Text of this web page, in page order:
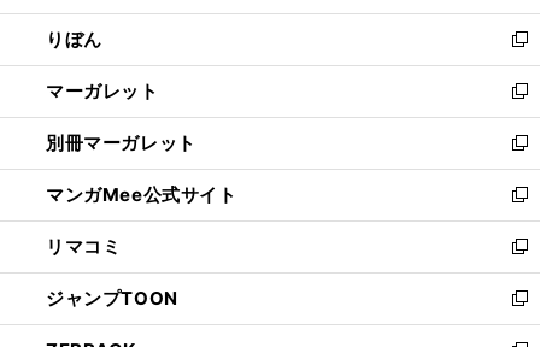
開
く
ウ
で
開
く
ン
ド
ウ
で
開
く
ウ
ィ
ン
ド
ウ
で
開
く
りぼん
新
し
い
ウ
ィ
ン
ド
ウ
で
開
く
マーガレット
新
し
い
ウ
ィ
ン
ド
ウ
で
開
別冊マーガレット
新
し
い
ウ
ィ
ン
ド
ウ
マンガMee公式サイト
新
し
い
ウ
ィ
ン
リマコミ
新
し
い
ウ
ジャンプTOON
新
し